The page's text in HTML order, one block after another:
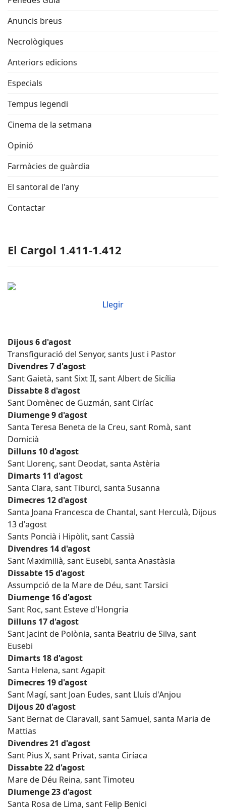
Anuncis breus
Necrològiques
Anteriors edicions
Especials
Tempus legendi
Cinema de la setmana
Opinió
Farmàcies de guàrdia
El santoral de l'any
Contactar
El Cargol 1.411-1.412
Llegir
Dijous 6 d'agost
Transfiguració del Senyor, sants Just i Pastor
Divendres 7 d'agost
Sant Gaietà, sant Sixt II, sant Albert de Sicília
Dissabte 8 d'agost
Sant Domènec de Guzmán, sant Ciríac
Diumenge 9 d'agost
Santa Teresa Beneta de la Creu, sant Romà, sant
Domicià
Dilluns 10 d'agost
Sant Llorenç, sant Deodat, santa Astèria
Dimarts 11 d'agost
Santa Clara, sant Tiburci, santa Susanna
Dimecres 12 d'agost
Santa Joana Francesca de Chantal, sant Herculà, Dijous
13 d'agost
Sants Poncià i Hipòlit, sant Cassià
Divendres 14 d'agost
Sant Maximilià, sant Eusebi, santa Anastàsia
Dissabte 15 d'agost
Assumpció de la Mare de Déu, sant Tarsici
Diumenge 16 d'agost
Sant Roc, sant Esteve d'Hongria
Dilluns 17 d'agost
Sant Jacint de Polònia, santa Beatriu de Silva, sant
Eusebi
Dimarts 18 d'agost
Santa Helena, sant Agapit
Dimecres 19 d'agost
Sant Magí, sant Joan Eudes, sant Lluís d'Anjou
Dijous 20 d'agost
Sant Bernat de Claravall, sant Samuel, santa Maria de
Mattias
Divendres 21 d'agost
Sant Pius X, sant Privat, santa Ciríaca
Dissabte 22 d'agost
Mare de Déu Reina, sant Timoteu
Diumenge 23 d'agost
Santa Rosa de Lima, sant Felip Benici